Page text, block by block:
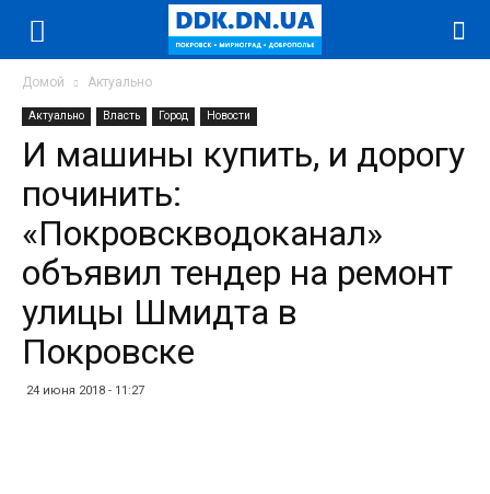
Домой Актуально
Актуально Власть Город Новости
И машины купить, и дорогу
починить:
«Покровскводоканал»
объявил тендер на ремонт
улицы Шмидта в
Покровске
24 июня 2018 - 11:27